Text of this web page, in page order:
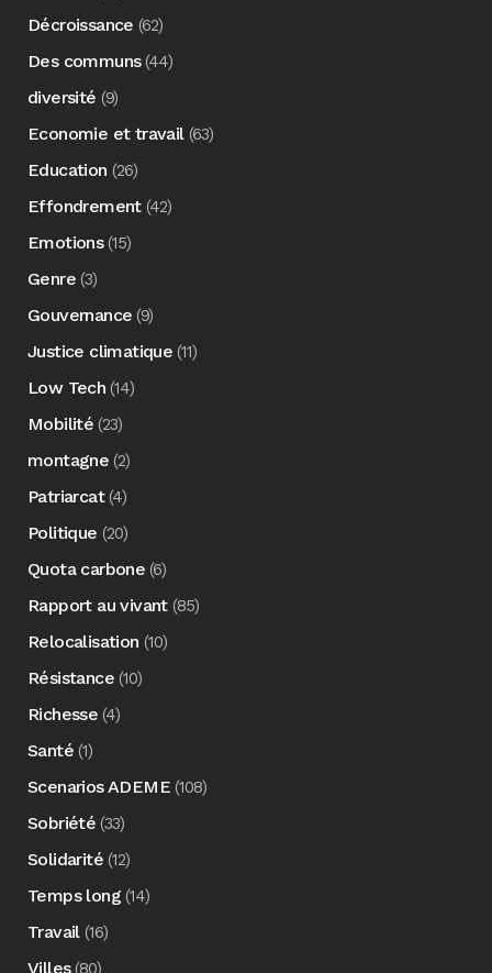
Décroissance (62)
Des communs(44)
diversité (9)
Economie et travail(63)
Education (26)
Effondrement(42)
Emotions(15)
Genre (3)
Gouvernance (9)
Justice climatique (11)
Low Tech (14)
Mobilité (23)
montagne (2)
Patriarcat(4)
Politique (20)
Quota carbone (6)
Rapport au vivant(85)
Relocalisation (10)
Résistance (10)
Richesse (4)
Santé (1)
Scenarios ADEME (108)
Sobriété (33)
Solidarité (12)
Temps long (14)
Travail(16)
Villes(80)